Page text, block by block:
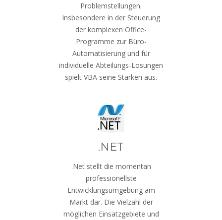
Problemstellungen.
Insbesondere in der Steuerung
der komplexen Office-
Programme zur Büro-
Automatisierung und für
individuelle Abteilungs-Lösungen
spielt VBA seine Stärken aus.
.NET
.Net stellt die momentan
professionellste
Entwicklungsumgebung am
Markt dar. Die Vielzahl der
möglichen Einsatzgebiete und